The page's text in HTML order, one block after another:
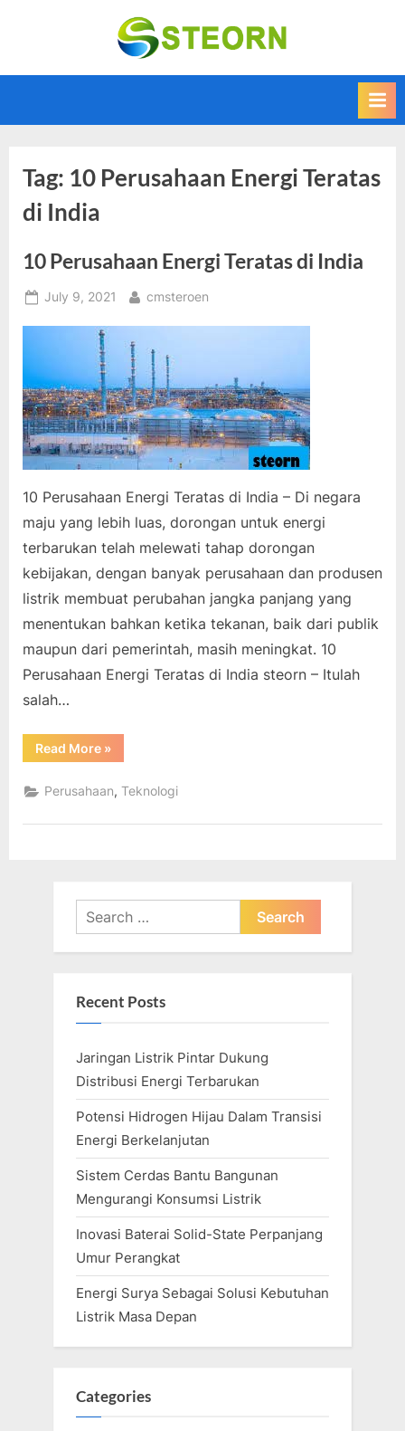
Informasi
Terkini dan
Informasi teknologi
terbaru dan
Tag: 10 Perusahaan Energi Teratas
di India
10 Perusahaan Energi Teratas di India
Posted
July 9, 2021 By
cmsteroen
10 Perusahaan Energi Teratas di India – Di negara
maju yang lebih luas, dorongan untuk energi
terbarukan telah melewati tahap dorongan
kebijakan, dengan banyak perusahaan dan produsen
listrik membuat perubahan jangka panjang yang
menentukan bahkan ketika tekanan, baik dari publik
maupun dari pemerintah, masih meningkat. 10
Perusahaan Energi Teratas di India steorn – Itulah
salah…
Read More“10
Perusahaan
Teratas
di
»
Perusahaan,Teknologi
Search
for:
Recent Posts
Jaringan Listrik Pintar Dukung
Distribusi Energi Terbarukan
Potensi Hidrogen Hijau Dalam Transisi
Energi Berkelanjutan
Sistem Cerdas Bantu Bangunan
Mengurangi Konsumsi Listrik
Inovasi Baterai Solid-State Perpanjang
Umur Perangkat
Energi Surya Sebagai Solusi Kebutuhan
Listrik Masa Depan
Categories